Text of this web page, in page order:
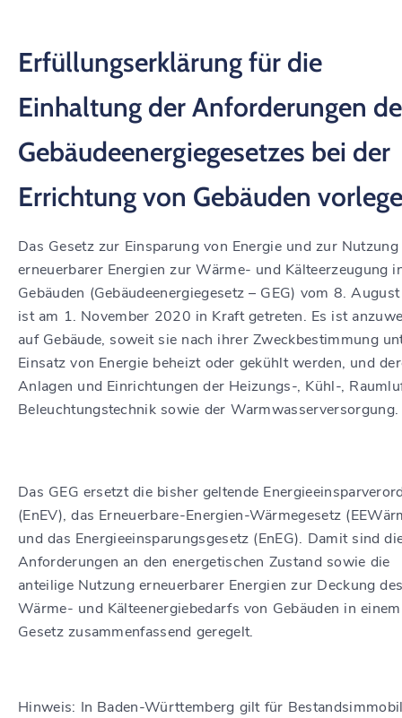
Erfüllungserklärung für die
Einhaltung der Anforderungen
Gebäudeenergiegesetzes bei der
Errichtung von Gebäuden
Das Gesetz zur Einsparung von Energie und zur Nutzung
erneuerbarer Energien zur Wärme- und Kälteerzeugung
Gebäuden (Gebäudeenergiegesetz – GEG) vom 8.
ist am 1. November 2020 in Kraft getreten. Es ist
auf Gebäude, soweit sie nach ihrer Zweckbestimmung
Einsatz von Energie beheizt oder gekühlt werden, und
Anlagen und Einrichtungen der Heizungs-, Kühl-,
Beleuchtungstechnik sowie der Warmwasserversorgung.
Das GEG ersetzt die bisher geltende
(EnEV), das Erneuerbare-Energien-Wärmegesetz
und das Energieeinsparungsgesetz (EnEG). Damit sind
Anforderungen an den energetischen Zustand sowie die
anteilige Nutzung erneuerbarer Energien zur Deckung
Wärme- und Kälteenergiebedarfs von Gebäuden in einem
Gesetz zusammenfassend geregelt.
Hinweis: In Baden-Württemberg gilt für